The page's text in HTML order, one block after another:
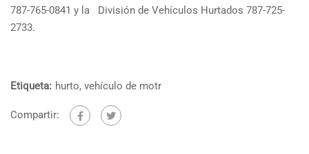
787-765-0841 y la División de Vehículos Hurtados 787-725-
2733.
Etiqueta: hurto, vehículo de motr
Compartir: